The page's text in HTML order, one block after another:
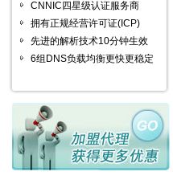
CNNIC四星级认证服务商
拥有正规经营许可证(ICP)
先进的解析技术10分钟生效
6组DNS负载均衡更快更稳定